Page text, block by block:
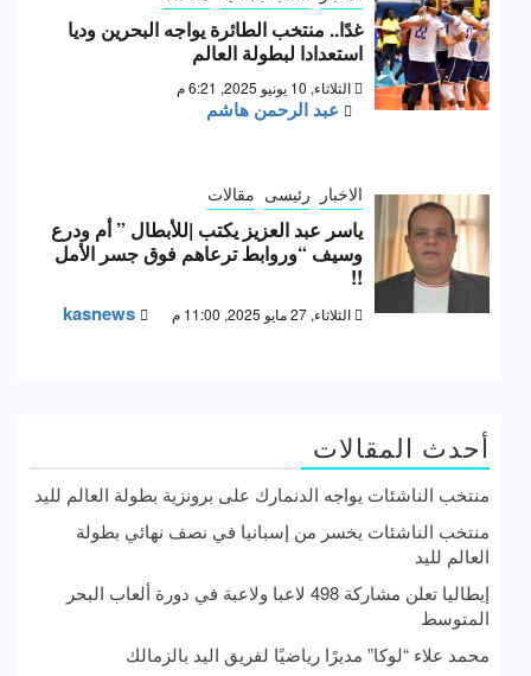
غدًا.. منتخب الطائرة يواجه البحرين وديا
استعدادا لبطولة العالم
الثلاثاء, 10 يونيو 2025, 6:21 م
عبد الرحمن هاشم
الاخبار رئيسى مقالات
ياسر عبد العزيز يكتب |للأبطال ” أم ودرع
وسيف “وروابط ترعاهم فوق جسر الأمل
!!
الثلاثاء, 27 مايو 2025, 11:00 م kasnews
أحدث المقالات
منتخب الناشئات يواجه الدنمارك على برونزية بطولة العالم لليد
منتخب الناشئات يخسر من إسبانيا في نصف نهائي بطولة
العالم لليد
إيطاليا تعلن مشاركة 498 لاعبا ولاعبة في دورة ألعاب البحر
المتوسط
محمد علاء “لوكا” مديرًا رياضيًا لفريق اليد بالزمالك